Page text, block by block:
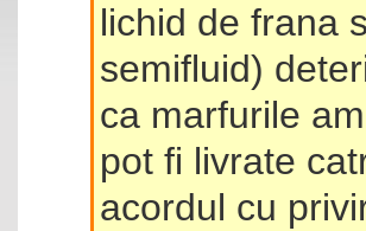
lichid de frana
semifluid)
ca marfurile
pot fi livrate
acordul cu